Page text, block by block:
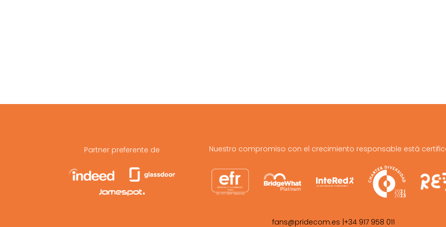
Partner preferente de Nuestro compromiso con el crecimiento responsable está
fans@pridecom.es |+34 917 958 011